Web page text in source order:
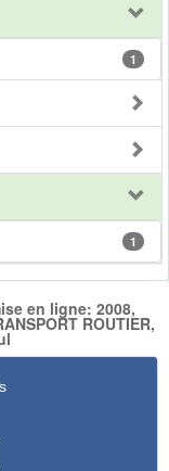
1
1
en ligne: 2008,
ROUTIER,